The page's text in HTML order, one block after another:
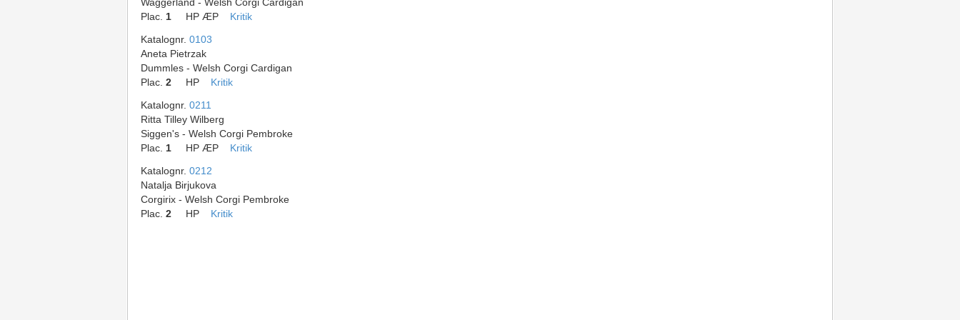
Plac. 1 HP ÆP Kritik
Katalognr. 0103
Aneta Pietrzak
Dummles - Welsh Corgi Cardigan
Plac. 2 HP Kritik
Katalognr. 0211
Ritta Tilley Wilberg
Siggen's - Welsh Corgi Pembroke
Plac. 1 HP ÆP Kritik
Katalognr. 0212
Natalja Birjukova
Corgirix - Welsh Corgi Pembroke
Plac. 2 HP Kritik